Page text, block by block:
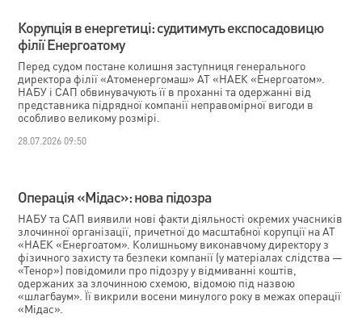
Корупція в енергетиці: судитимуть експосадовицю
філії Енергоатому
Перед судом постане колишня заступниця генерального
директора філії «Атоменергомаш» АТ «НАЕК «Енергоатом».
НАБУ і САП обвинувачують її в проханні та одержанні від
представника підрядної компанії неправомірної вигоди в
особливо великому розмірі.
28.07.2026 09:50
Операція «Мідас»: нова підозра
НАБУ та САП виявили нові факти діяльності окремих учасників
злочинної організації, причетної до масштабної корупції на АТ
«НАЕК «Енергоатом». Колишньому виконавчому директору з
фізичного захисту та безпеки компанії (у матеріалах слідства —
«Тенор») повідомили про підозру у відмиванні коштів,
одержаних за злочинною схемою, відомою під назвою
«шлагбаум». Її викрили восени минулого року в межах операції
«Мідас».